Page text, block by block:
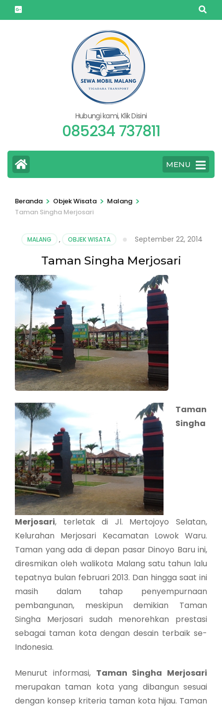
Lompat
ke
Hubungi kami, Klik Disini
085234 737811
MENU
Beranda > Objek Wisata > Malang >
Taman Singha Merjosari
MALANG , OBJEK WISATA September 22, 2014
Taman Singha Merjosari
Taman
Singha
Merjosari, terletak di Jl. Mertojoyo Selatan,
Kelurahan Merjosari Kecamatan Lowok Waru.
Taman yang ada di depan pasar Dinoyo Baru ini,
diresmikan oleh walikota Malang satu tahun lalu
tepatnya bulan februari 2013. Dan hingga saat ini
masih dalam tahap penyempurnaan
pembangunan, meskipun demikian Taman
Singha Merjosari sudah menorehkan prestasi
sebagai taman kota dengan desain terbaik se-
Indonesia.
Menurut informasi, Taman Singha Merjosari
merupakan taman kota yang dibangun sesuai
dengan konsep kriteria taman kota hijau. Taman